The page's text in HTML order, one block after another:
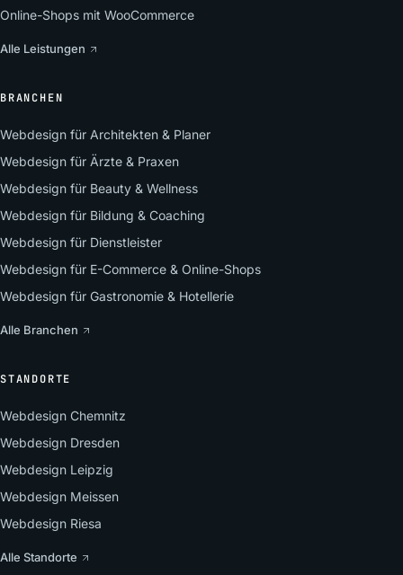
Online-Shops mit WooCommerce
Alle Leistungen
BRANCHEN
Webdesign für Architekten & Planer
Webdesign für Ärzte & Praxen
Webdesign für Beauty & Wellness
Webdesign für Bildung & Coaching
Webdesign für Dienstleister
Webdesign für E-Commerce & Online-Shops
Webdesign für Gastronomie & Hotellerie
Alle Branchen
STANDORTE
Webdesign Chemnitz
Webdesign Dresden
Webdesign Leipzig
Webdesign Meissen
Webdesign Riesa
Alle Standorte